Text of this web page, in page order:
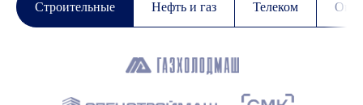
Строительные Нефть и газ Телеком